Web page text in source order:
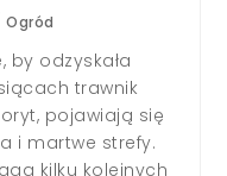
/ Ogród
słonecznym
wszystkim
a także
by już na